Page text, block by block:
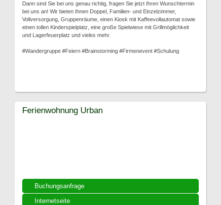
Dann sind Sie bei uns genau richtig, fragen Sie jetzt Ihren Wunschtermin
bei uns an! Wir bieten Ihnen Doppel, Familien- und Einzelzimmer,
Vollversorgung, Gruppenräume, einen Kiosk mit Kaffeevollautomat sowie
einen tollen Kinderspielplatz, eine große Spielwiese mit Grillmöglichkeit
und Lagerfeuerplatz und vieles mehr.
#Wandergruppe #Feiern #Brainstorming #Firmenevent #Schulung
Buchungsanfrage
Internetseite
Ferienwohnung Urban